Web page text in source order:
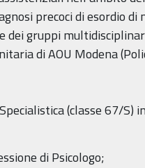
precoci di esordio
dei gruppi
di AOU Modena
(classe 67/S)
di Psicologo;